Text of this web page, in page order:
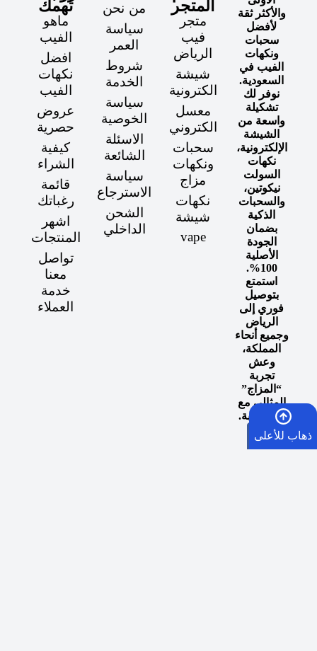
والأكثر ثقة
لأفضل
سحبات
ونكهات
الفيب في
السعودية.
نوفر لك
تشكيلة
واسعة من
الشيشة
الإلكترونية،
نكهات
السولت
نيكوتين،
والسحبات
الذكية
بضمان
الجودة
الأصلية
100%.
استمتع
بتوصيل
فوري إلى
الرياض
وجميع أنحاء
المملكة،
وعش
تجربة
“المزاج”
المثالي مع
كل سحبة.
المتجر
متجر
فيب
الرياض
شيشة
الكترونية
معسل
الكتروني
سحبات
ونكهات
مزاج
نكهات
شيشة
vape
من نحن
سياسة
العمر
شروط
الخدمة
سياسة
الخوصية
الاسئلة
الشائعة
سياسة
الاسترجاع
الشحن
الداخلي
تهمك
ماهو
الفيب
افضل
نكهات
الفيب
عروض
حصرية
كيفية
الشراء
قائمة
رغباتك
اشهر
المنتجات
تواصل
معنا
خدمة
العملاء
ذهاب للأعلى